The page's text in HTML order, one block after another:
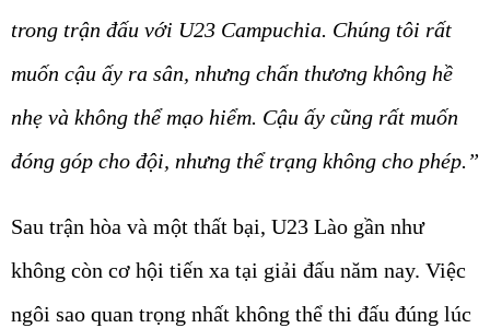
trong trận đấu với U23 Campuchia. Chúng tôi rất
muốn cậu ấy ra sân, nhưng chấn thương không hề
nhẹ và không thể mạo hiểm. Cậu ấy cũng rất muốn
đóng góp cho đội, nhưng thể trạng không cho phép.”
Sau trận hòa và một thất bại, U23 Lào gần như
không còn cơ hội tiến xa tại giải đấu năm nay. Việc
ngôi sao quan trọng nhất không thể thi đấu đúng lúc